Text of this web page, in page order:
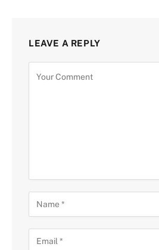
LEAVE A REPLY